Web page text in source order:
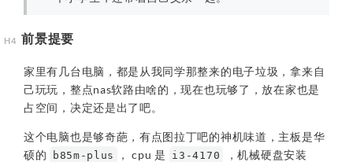
前景提要
家里有几台电脑，都是从我同学那整来的电子垃圾，拿来自
己玩玩，整点nas软路由啥的，现在也玩够了，放在家也是
占空间，决定还是出了吧。
这个电脑也是够奇葩，有点图拉丁吧的神机味道，主板是华
硕的
b85m-plus ， cpu 是 i3-4170
，机械硬盘安装